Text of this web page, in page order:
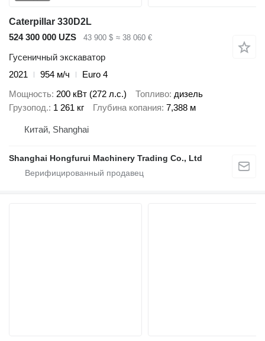
Caterpillar 330D2L
524 300 000 UZS
43 900 $ ≈ 38 060 €
Гусеничный экскаватор
2021
954 м/ч
Euro 4
Мощность 200 кВт (272 л.с.) Топливо дизель
Грузопод. 1 261 кг Глубина копания 7,388 м
Китай, Shanghai
Shanghai Hongfurui Machinery Trading Co., Ltd